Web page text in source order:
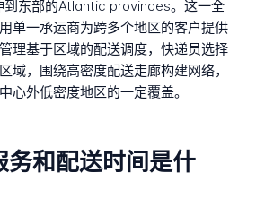
到东部的Atlantic provinces。这一全
单一承运商为跨多个地区的客户提供
理基于区域的配送调度，快递员选择
域，围绕高密度配送走廊构建网络，
心外低密度地区的一定覆盖。
和配送时间是什